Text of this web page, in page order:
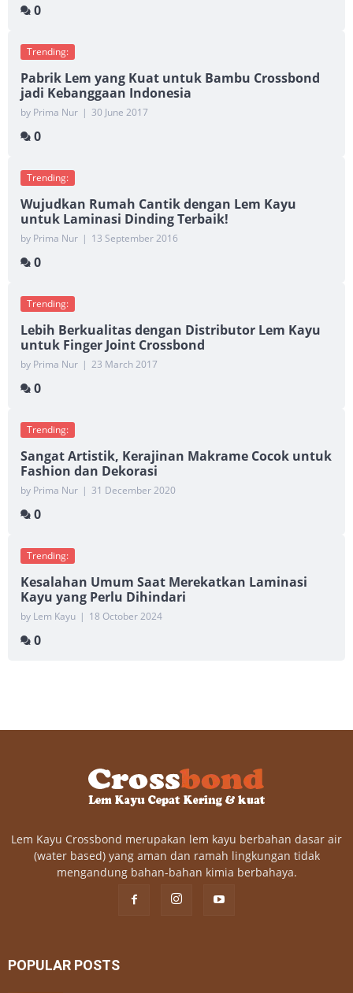
0
Trending:
Pabrik Lem yang Kuat untuk Bambu Crossbond
jadi Kebanggaan Indonesia
by Prima Nur | 30 June 2017
0
Trending:
Wujudkan Rumah Cantik dengan Lem Kayu
untuk Laminasi Dinding Terbaik!
by Prima Nur | 13 September 2016
0
Trending:
Lebih Berkualitas dengan Distributor Lem Kayu
untuk Finger Joint Crossbond
by Prima Nur | 23 March 2017
0
Trending:
Sangat Artistik, Kerajinan Makrame Cocok untuk
Fashion dan Dekorasi
by Prima Nur | 31 December 2020
0
Trending:
Kesalahan Umum Saat Merekatkan Laminasi
Kayu yang Perlu Dihindari
by Lem Kayu | 18 October 2024
0
Lem Kayu Crossbond merupakan lem kayu berbahan dasar air
(water based) yang aman dan ramah lingkungan tidak
mengandung bahan-bahan kimia berbahaya.
POPULAR POSTS